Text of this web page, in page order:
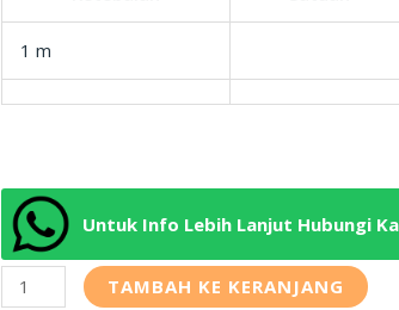
1 m
Untuk Info Lebih Lanjut Hubungi
TAMBAH KE KERANJANG